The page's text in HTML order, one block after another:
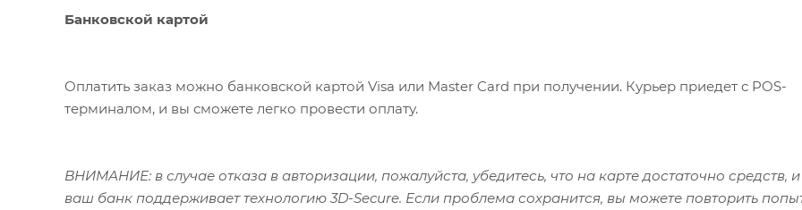
Банковской картой
Оплатить заказ можно банковской картой Visa или Master Card при получении. Курьер приедет с POS-
терминалом, и вы сможете легко провести оплату.
ВНИМАНИЕ: в случае отказа в авторизации, пожалуйста, убедитесь, что на карте достаточно средств, и
ваш банк поддерживает технологию 3D-Secure. Если проблема сохранится, вы можете повторить